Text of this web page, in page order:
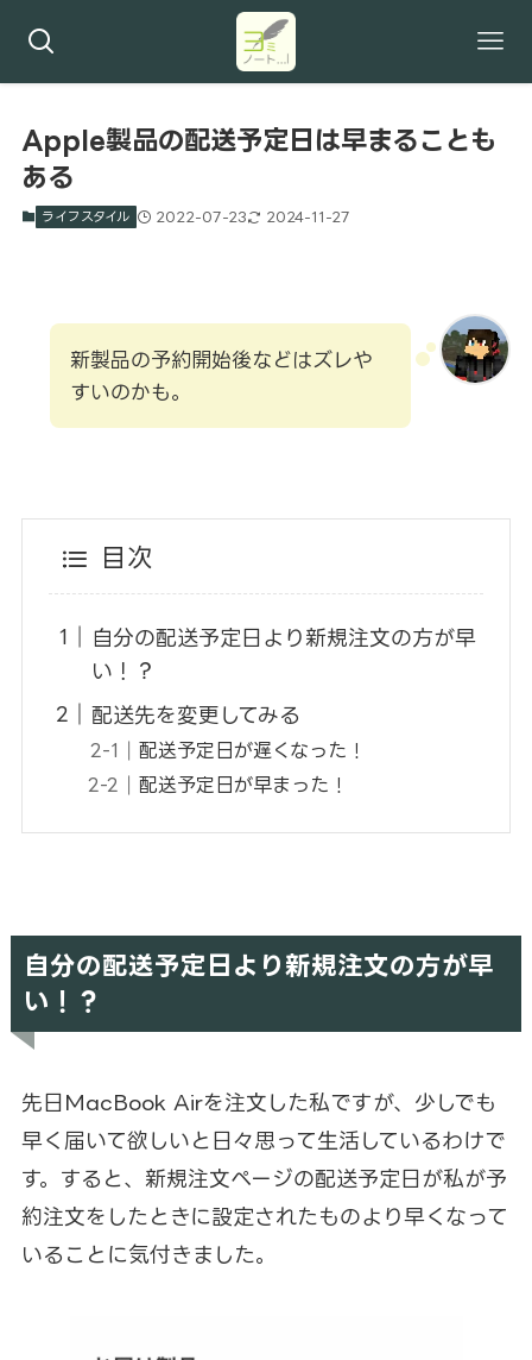
Apple製品の配送予定日は早まることも
ある
ライフスタイル 2022-07-23 2024-11-27
新製品の予約開始後などはズレや
すいのかも。
目次
自分の配送予定日より新規注文の方が早
い！？
配送先を変更してみる
配送予定日が遅くなった！
配送予定日が早まった！
自分の配送予定日より新規注文の方が早
い！？
先日MacBook Airを注文した私ですが、少しでも
早く届いて欲しいと日々思って生活しているわけで
す。すると、新規注文ページの配送予定日が私が予
約注文をしたときに設定されたものより早くなって
いることに気付きました。